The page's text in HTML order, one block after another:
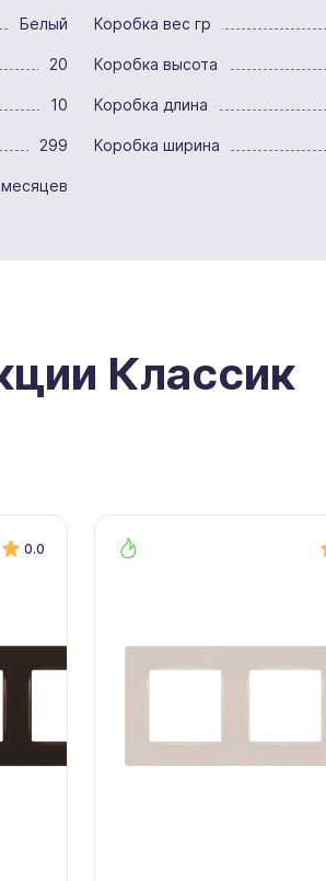
Белый
20
10
299
месяцев
Коробка вес гр
Коробка высота
Коробка длина
Коробка ширина
Классик
0.0